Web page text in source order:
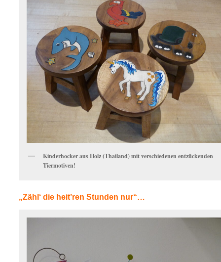
Kinderhocker aus Holz (Thailand) mit verschiedenen entzückenden
Tiermotiven!
„Zähl‘ die heit’ren Stunden nur“…